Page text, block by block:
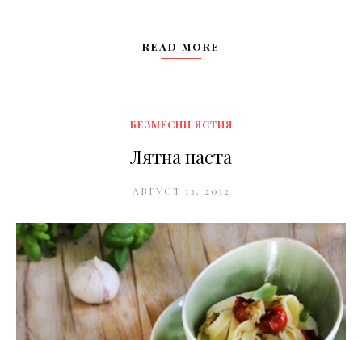
READ MORE
БЕЗМЕСНИ ЯСТИЯ
Лятна паста
АВГУСТ 13, 2012